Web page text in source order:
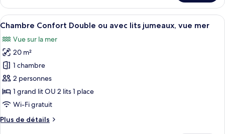
Classique
le
type
de
Chambre
Double
Classique
Afficher
toutes
les
photos
pour
ce
type
de
chambre :
Chambre
Une chambre d’hôtel avec un lit,
6
Chambre Confort Double ou avec lits jumeaux, vue mer
Vue sur la mer
20 m²
1 chambre
2 personnes
1 grand lit OU 2 lits 1 place
Wi-Fi gratuit
Plus de détails
Plus